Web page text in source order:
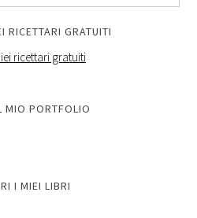
RICETTARI GRATUITI
MIO PORTFOLIO
I MIEI LIBRI